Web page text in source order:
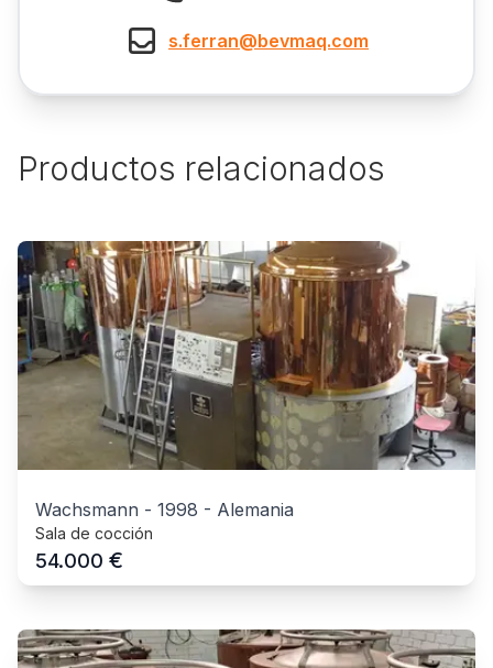
s.ferran@bevmaq.com
Productos relacionados
Wachsmann - 1998 - Alemania
Sala de cocción
54.000 €